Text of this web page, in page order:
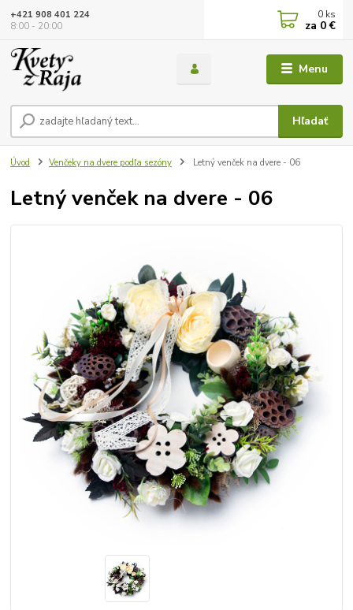
Menu
Hľadať
+421 908 401 224
8:00 - 20:00
0 ks
za 0 €
Úvod Venčeky na dvere podľa sezóny Letný venček na dvere - 06
Letný venček na dvere - 06